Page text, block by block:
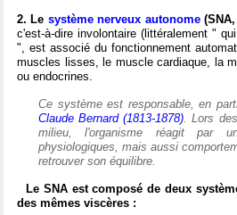
2. Le système nerveux autonome(SNA,
c'est-à-dire involontaire (littéralement "
", est associé du fonctionnement
muscles lisses, le muscle cardiaque, la
ou endocrines.
Ce système est responsable, en
Claude Bernard (1813-1878). Lors
milieu, l'organisme réagit par
physiologiques, mais aussi
retrouver son équilibre.
Le SNA est composé de deux
des mêmes viscères :